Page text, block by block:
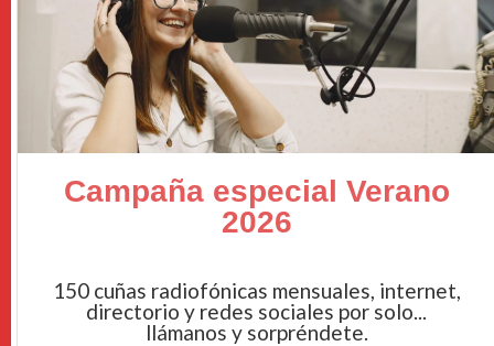
Campaña especial Verano
2026
150 cuñas radiofónicas mensuales, internet,
directorio y redes sociales por solo...
llámanos y sorpréndete.